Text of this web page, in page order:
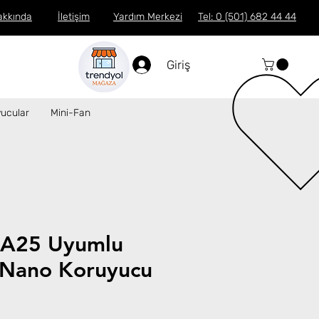
İletişim Yardım Merkezi Tel: 0 (501) 682 44 44
Giriş
Mini-Fan
Uyumlu
Koruyucu